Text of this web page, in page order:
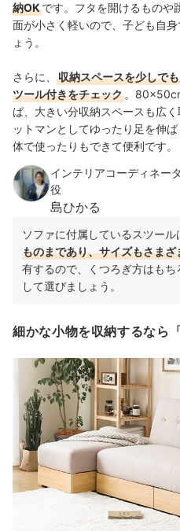
納OKです。フタを開けるものや
面が小さく軽いので、子ども自
ょう。
さらに、
収納スペースを少しで
ツール付きをチェック 。
ば、大きい分収納スペースも広
ットマンとしてゆったり足を伸
体で使ったりもできて便利です。
インテリアコーディネー
役
島ひかる
ソファに付属しているスツール
ものまであり、サイズもさまざ
有するので、くつろぎ方はも
して選びましょう。
細かな小物を収納するなら